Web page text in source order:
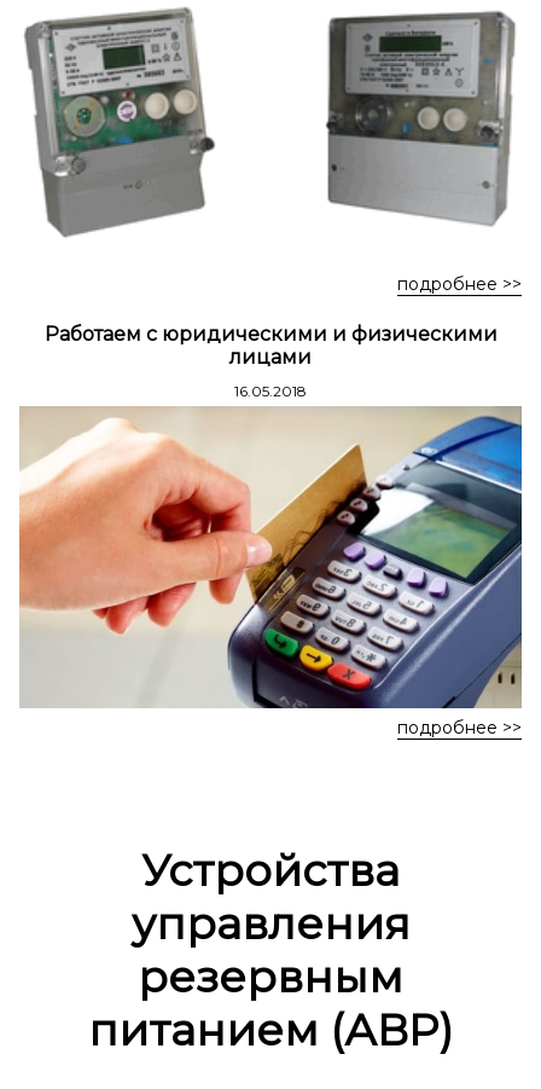
Стремянки стальные
Стремянки двухсторонние стальные
подробнее >>
Работаем с юридическими и физическими
лицами
16.05.2018
подробнее >>
Устройства
управления
резервным
питанием (АВР)